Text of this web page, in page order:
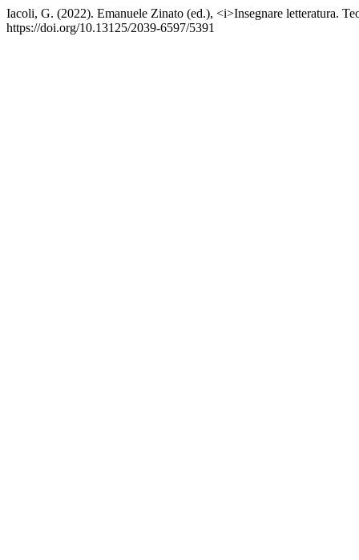
Iacoli, G. (2022). Emanuele Zinato (ed.), <i>Insegnare letteratura.
https://doi.org/10.13125/2039-6597/5391